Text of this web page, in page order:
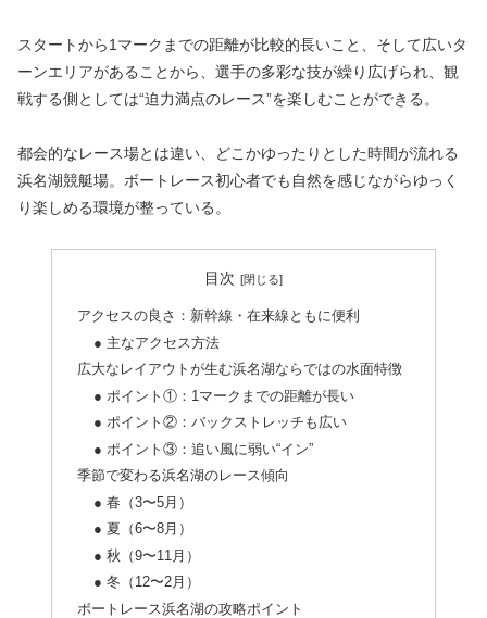
スタートから1マークまでの距離が比較的長いこと、そして広いタ
ーンエリアがあることから、選手の多彩な技が繰り広げられ、観
戦する側としては“迫力満点のレース”を楽しむことができる。
都会的なレース場とは違い、どこかゆったりとした時間が流れる
浜名湖競艇場。ボートレース初心者でも自然を感じながらゆっく
り楽しめる環境が整っている。
目次
アクセスの良さ：新幹線・在来線ともに便利
● 主なアクセス方法
広大なレイアウトが生む浜名湖ならではの水面特徴
● ポイント①：1マークまでの距離が長い
● ポイント②：バックストレッチも広い
● ポイント③：追い風に弱い“イン”
季節で変わる浜名湖のレース傾向
● 春（3〜5月）
● 夏（6〜8月）
● 秋（9〜11月）
● 冬（12〜2月）
ボートレース浜名湖の攻略ポイント